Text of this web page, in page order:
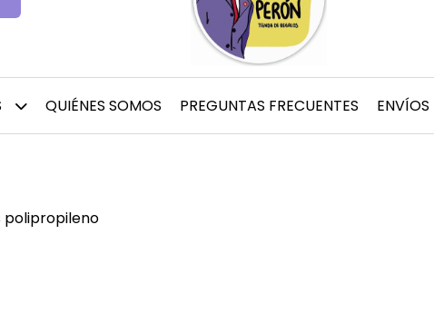
QUIÉNES SOMOS PREGUNTAS FRECUENTES
polipropileno